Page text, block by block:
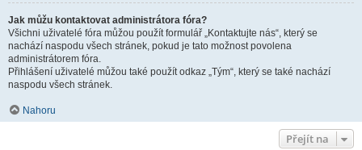
Jak můžu kontaktovat administrátora fóra?
Všichni uživatelé fóra můžou použít formulář „Kontaktujte nás“, který se
nachází naspodu všech stránek, pokud je tato možnost povolena
administrátorem fóra.
Přihlášení uživatelé můžou také použít odkaz „Tým“, který se také nachází
naspodu všech stránek.
Nahoru
Přejít na